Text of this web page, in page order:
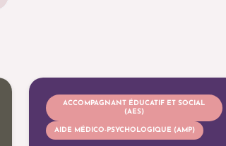
ACCOMPAGNANT ÉDUCATIF ET SOCIAL
(AES)
AIDE MÉDICO-PSYCHOLOGIQUE (AMP)